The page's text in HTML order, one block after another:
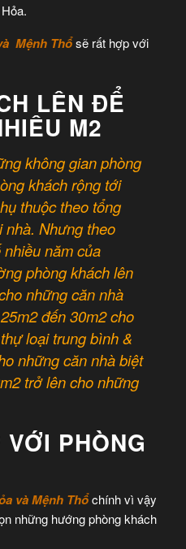
Mệnh Thổsẽ rất hợp với
LÊN ĐỂ
M2
không gian phòng
khách rộng tới
thuộc theo tổng
nhà. Nhưng theo
năm của
phòng khách lên
những căn nhà
đến 30m2 cho
loại trung bình &
những căn nhà biệt
trở lên cho những
PHÒNG
và Mệnh Thổchính vì vậy
những hướng phòng khách